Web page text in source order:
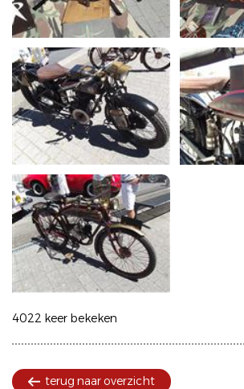
4022 keer bekeken
terug naar overzicht